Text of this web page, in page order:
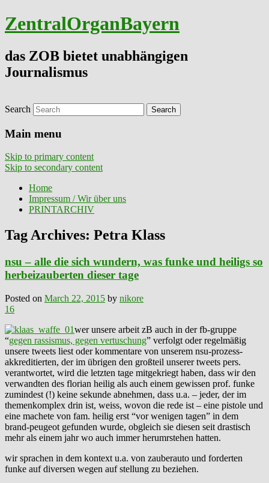
ZentralOrganBayern
das ZOB bietet unabhängigen
Journalismus
Search
Main menu
Skip to primary content
Skip to secondary content
Home
Impressum / Wir über uns
PRINTARCHIV
Tag Archives: Petra Klass
nsu – alle die sich wundern, was funke und heiligs so
herbeizauberten dieser tage
Posted on March 22, 2015 by nikore
16
wer unsere arbeit zB auch in der fb-gruppe
“gegen rassismus, gegen vertuschung” verfolgt oder regelmäßig
unsere tweets liest oder kommentare von unserem nsu-prozess-
akkreditierten, der im übrigen den großteil unserer tweets pers.
verantwortet, wird die letzten tage mitgekriegt haben, dass wir den
verwandten des florian heilig als auch einem gewissen prof. funke
zumindest (!) keine sekunde abnehmen, dass u.a. – jeder, der im
themenkomplex drin ist, weiss, wovon die rede ist – eine pistole und
eine machete von fam. heilig erst “vor wenigen tagen” in dem
brand-peugeot gefunden wurde, obgleich sie diesen seit drastisch
mehr als einem jahr wo auch immer herumrstehen hatten.
wir sprachen in dem kontext u.a. von zauberauto und forderten
funke auf diversen wegen auf stellung zu beziehen.